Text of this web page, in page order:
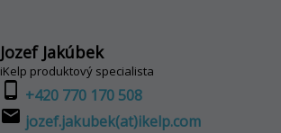
Jozef Jakúbek
iKelp produktový specialista
phone_android +420 770 170 508
email jozef.jakubek(at)ikelp.com